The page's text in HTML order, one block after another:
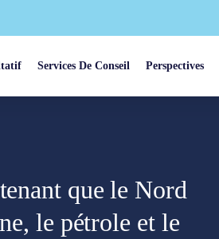
Services De Conseil Perspectives
que le Nord
le pétrole et le